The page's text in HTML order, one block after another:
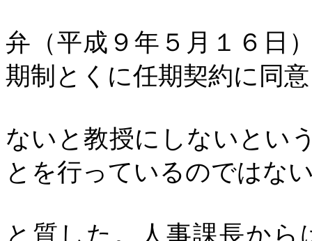
弁（平成９年５月１６日
期制とくに任期契約に同
ないと教授にしないとい
とを行っているのではな
と質した。人事課長か